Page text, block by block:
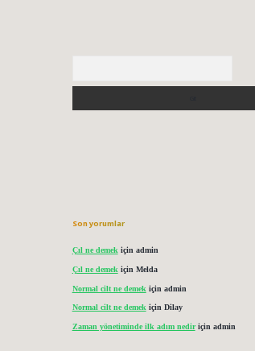
Son yorumlar
Çıl ne demekiçin admin
Çıl ne demek için Melda
Normal cilt ne demek için admin
Normal cilt ne demek için Dilay
Zaman yönetiminde ilk adım nediriçin admin